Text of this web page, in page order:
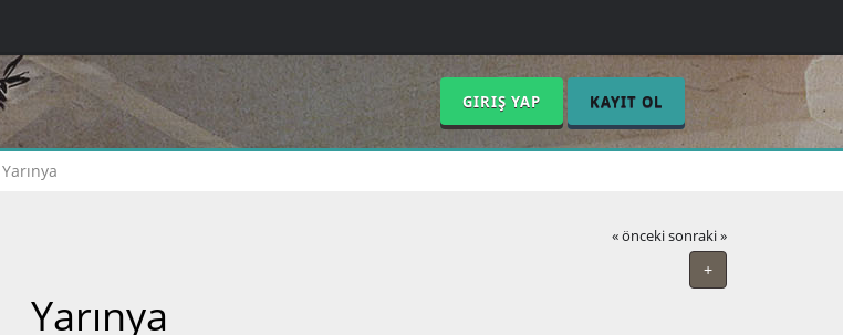
GIRIŞ YAP KAYIT OL
Yarınya
« önceki sonraki »
+
Yarınya